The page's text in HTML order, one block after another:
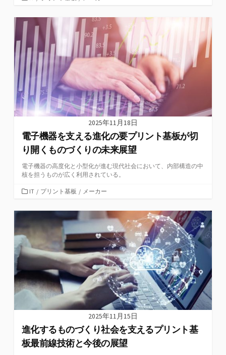
ゴ
リ
2025年11月18日
電子機器を支える進化の要プリント基板が切
り開くものづくりの未来展望
電子機器の高度化と小型化が進む現代社会において、内部構造の中
核を担うものが広く利用されている。
カ
ゴ
ー
IT / プリント基板 / メーカー
2025年11月15日
進化するものづくり社会を支えるプリント基
板最前線技術と今後の展望